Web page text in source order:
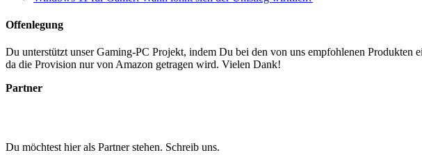
Offenlegung
Du unterstützt unser Gaming-PC Projekt, indem Du bei den von uns empfohlenen
da die Provision nur von Amazon getragen wird. Vielen Dank!
Partner
Du möchtest hier als Partner stehen. Schreib uns.